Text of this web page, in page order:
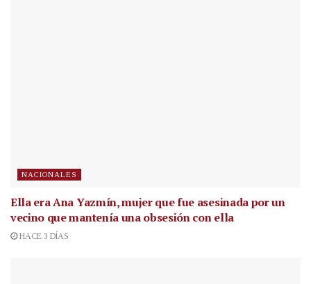
NACIONALES
Ella era Ana Yazmín, mujer que fue asesinada por un
vecino que mantenía una obsesión con ella
HACE 3 DÍAS